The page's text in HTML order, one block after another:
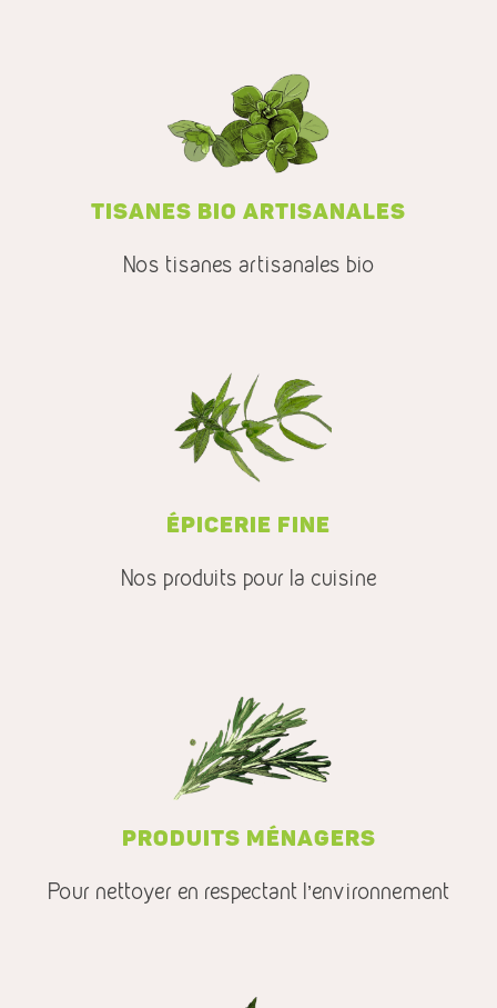
TISANES BIO ARTISANALES
Nos tisanes artisanales bio
ÉPICERIE FINE
Nos produits pour la cuisine
PRODUITS MÉNAGERS
Pour nettoyer en respectant l’environnement